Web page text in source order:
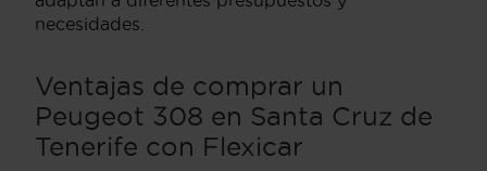
necesidades.
Ventajas de comprar un
Peugeot 308 en Santa Cruz de
Tenerife con Flexicar